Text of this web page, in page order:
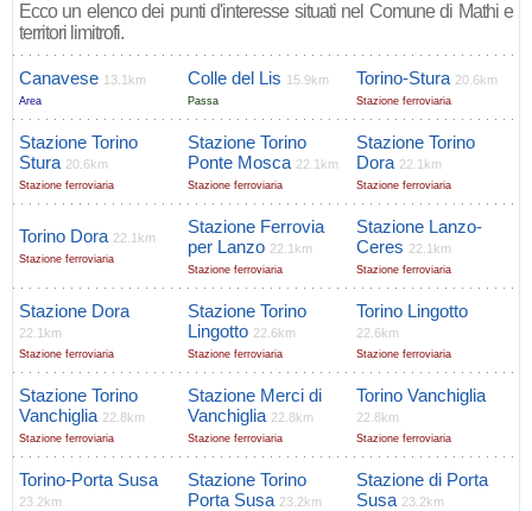
Ecco un elenco dei punti d'interesse situati nel Comune di Mathi e
territori limitrofi.
Canavese 13.1km
Area
Colle del Lis 15.9km
Passa
Torino-Stura 20.6km
Stazione ferroviaria
Stazione Torino
Stura 20.6km
Stazione ferroviaria
Stazione Torino
Ponte Mosca 22.1km
Stazione ferroviaria
Stazione Torino
Dora 22.1km
Stazione ferroviaria
Torino Dora 22.1km
Stazione ferroviaria
Stazione Ferrovia
per Lanzo 22.1km
Stazione ferroviaria
Stazione Lanzo-
Ceres 22.1km
Stazione ferroviaria
Stazione Dora
22.1km
Stazione ferroviaria
Stazione Torino
Lingotto 22.6km
Stazione ferroviaria
Torino Lingotto
22.6km
Stazione ferroviaria
Stazione Torino
Vanchiglia 22.8km
Stazione ferroviaria
Stazione Merci di
Vanchiglia 22.8km
Stazione ferroviaria
Torino Vanchiglia
22.8km
Stazione ferroviaria
Torino-Porta Susa
23.2km
Stazione Torino
Porta Susa 23.2km
Stazione di Porta
Susa 23.2km